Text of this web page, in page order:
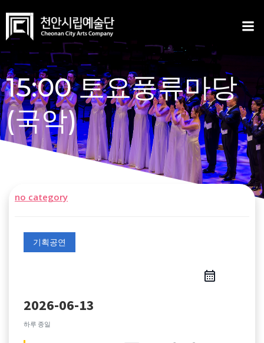
content
15:00 토요풍류마당
(국악)
no category
기획공연
2026-06-13
하루 종일